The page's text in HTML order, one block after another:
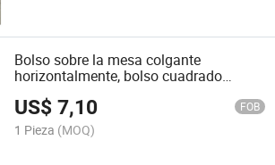
Bolso sobre la mesa colgante
horizontalmente, bolso cuadrado
de hombro
US$7,10 FOB
1 Pieza (MOQ)